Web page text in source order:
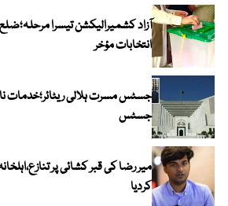
آزاد کشمیرالیکشن تیسرا
انتخابات مؤخر
جسٹس مسرت ہلالی ریٹائر؛خدمات
جسٹس
میر رضا کی قبر کشائی پر
کردیا